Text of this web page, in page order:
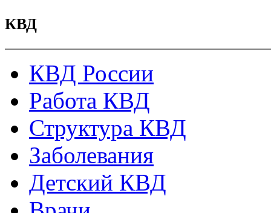
КВД
КВД России
Работа КВД
Структура КВД
Заболевания
Детский КВД